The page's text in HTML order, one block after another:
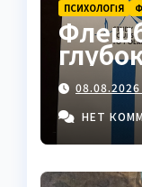
ПСИХОЛОГІЯ
жизни
08.08.2026
НЕТ